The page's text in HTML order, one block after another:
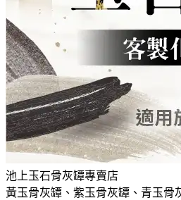
池上玉石骨灰罈專賣店
黃玉骨灰罈、紫玉骨灰罈、青玉骨